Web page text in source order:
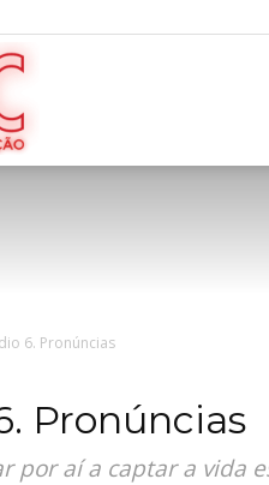
6. Pronúncias
Pronúncias
por aí a captar a vida